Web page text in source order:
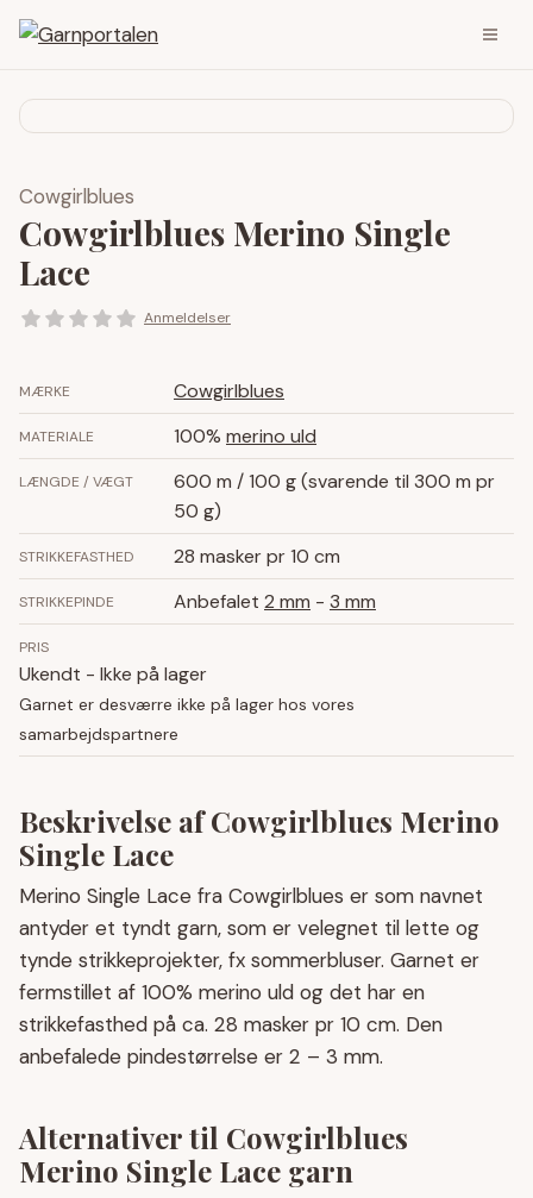
Cowgirlblues
Cowgirlblues Merino Single
Lace
Anmeldelser
MÆRKE Cowgirlblues
MATERIALE 100% merino uld
LÆNGDE / VÆGT
600 m / 100 g (svarende til 300 m pr
50 g)
STRIKKEFASTHED 28 masker pr 10 cm
STRIKKEPINDE Anbefalet 2 mm - 3 mm
PRIS
Ukendt - Ikke på lager
Garnet er desværre ikke på lager hos vores
samarbejdspartnere
Beskrivelse af Cowgirlblues Merino
Single Lace
Merino Single Lace fra Cowgirlblues er som navnet
antyder et tyndt garn, som er velegnet til lette og
tynde strikkeprojekter, fx sommerbluser. Garnet er
fermstillet af 100% merino uld og det har en
strikkefasthed på ca. 28 masker pr 10 cm. Den
anbefalede pindestørrelse er 2 – 3 mm.
Alternativer til Cowgirlblues
Merino Single Lace garn